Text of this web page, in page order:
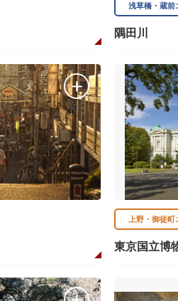
浅草橋・蔵前
隅田川
上野・御徒
東京国立博